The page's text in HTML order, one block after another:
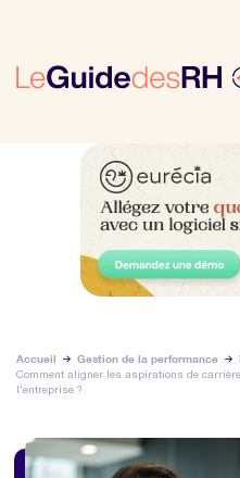
Accueil Gestion de la performance
Comment aligner les aspirations de
l'entreprise ?